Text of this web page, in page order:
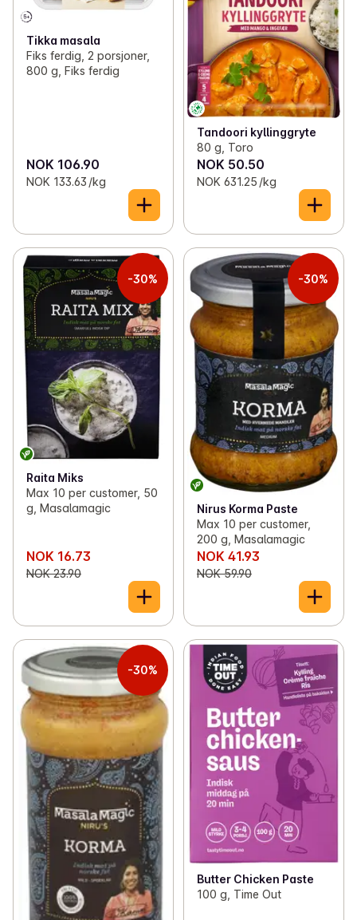
Tikka masala
Fiks ferdig, 2 porsjoner,
800 g, Fiks ferdig
NOK 106.90
NOK 133.63 /kg
Tandoori kyllinggryte
80 g, Toro
NOK 50.50
NOK 631.25 /kg
-30%
Raita Miks
Max 10 per customer, 50
g, Masalamagic
NOK 16.73
NOK 23.90
-30%
Nirus Korma Paste
Max 10 per customer,
200 g, Masalamagic
NOK 41.93
NOK 59.90
-30%
Butter Chicken Paste
100 g, Time Out